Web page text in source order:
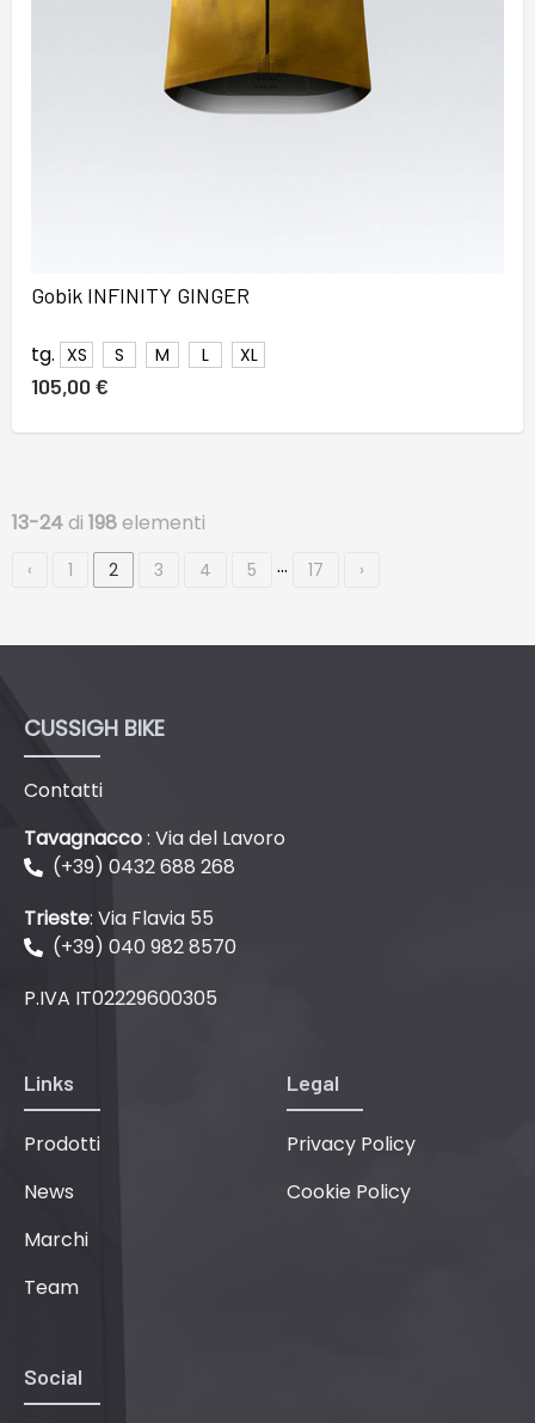
Gobik INFINITY GINGER
tg. XS S M L XL
105,00 €
13-24di 198elementi
‹ 1 2 3 4 5 … 17 ›
CUSSIGH BIKE
Contatti
Tavagnacco: Via del Lavoro
(+39) 0432 688 268
Trieste: Via Flavia 55
(+39) 040 982 8570
P.IVA IT02229600305
Links
Prodotti
News
Marchi
Team
Legal
Privacy Policy
Cookie Policy
Social